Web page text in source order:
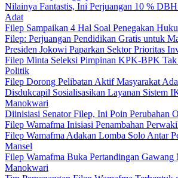
Nilainya Fantastis, Ini Perjuangan 10 %
Adat
Filep Sampaikan 4 Hal Soal Penegakan
Filep: Perjuangan Pendidikan Gratis untuk
Presiden Jokowi Paparkan Sektor Prioritas
Filep Minta Seleksi Pimpinan KPK-BPK
Politik
Filep Dorong Pelibatan Aktif Masyarakat
Disdukcapil Sosialisasikan Layanan Sistem
Manokwari
Diinisiasi Senator Filep, Ini Poin Perubahan
Filep Wamafma Inisiasi Penambahan
Filep Wamafma Adakan Lomba Solo Antar
Mansel
Filep Wamafma Buka Pertandingan
Manokwari